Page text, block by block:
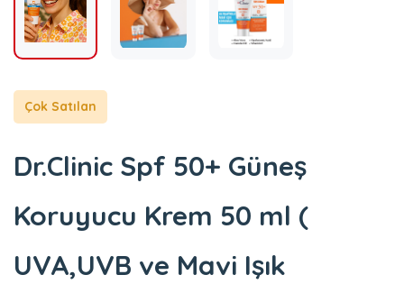
Çok Satılan
Dr.Clinic Spf 50+ Güneş
Koruyucu Krem 50 ml (
UVA,UVB ve Mavi Işık